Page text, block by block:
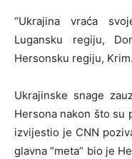
“Ukrajina vraća
Lugansku regiju,
Hersonsku regiju,
Ukrajinske snage
Hersona nakon što su
izvijestio je CNN
glavna “meta” bio je